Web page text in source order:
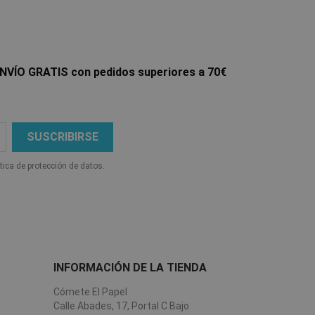
GRATIS con pedidos superiores a 70€
de protección de datos.
INFORMACIÓN DE LA TIENDA
Cómete El Papel
Calle Abades, 17, Portal C Bajo